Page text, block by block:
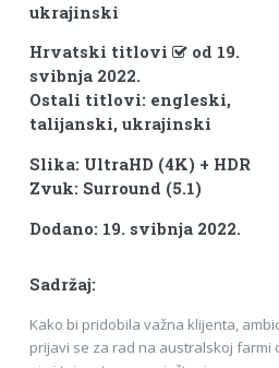
ukrajinski
Hrvatski titlovi
od 19.
svibnja 2022.
Ostali titlovi: engleski,
talijanski, ukrajinski
Slika: UltraHD (4K) + HDR
Zvuk: Surround (5.1)
Dodano: 19. svibnja 2022.
Sadržaj:
Kako bi pridobila važna klijenta,
prijavi se za rad na australskoj farmi